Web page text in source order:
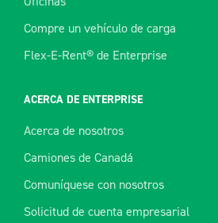
Compre un vehículo de carga
Flex-E-Rent® de Enterprise
ACERCA DE ENTERPRISE
Acerca de nosotros
Camiones de Canadá
Comuníquese con nosotros
Solicitud de cuenta empresarial